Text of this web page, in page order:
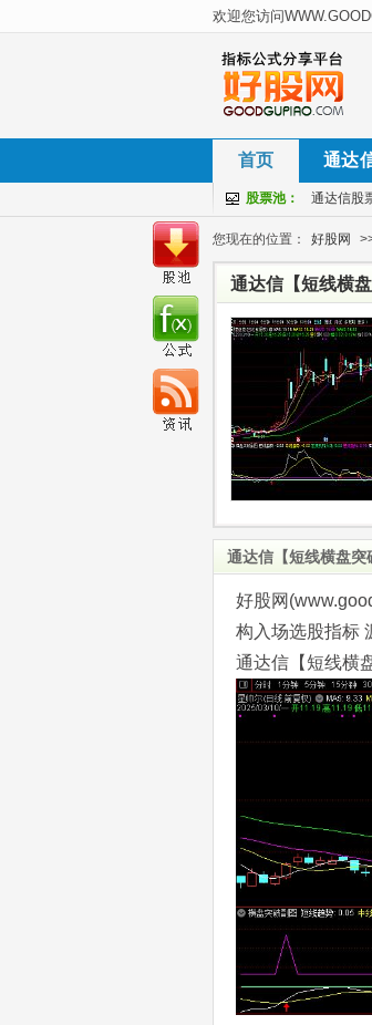
首页 通达
股票池： 通达信股
您现在的位置： 好股网
通达信【短线横
通达信【短线横盘
好股网
构入场选股指标
通达信【短线横